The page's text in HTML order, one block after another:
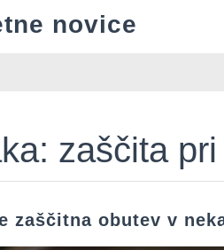
novice
zaščita
zaščitna obutev v